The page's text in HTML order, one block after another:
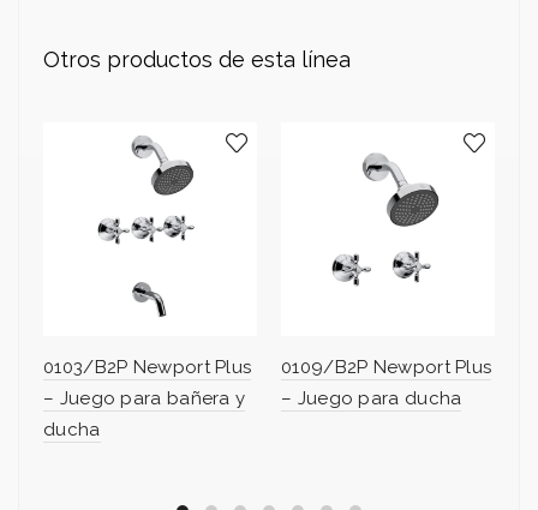
Otros productos de esta línea
0103/B2P Newport Plus
– Juego para bañera y
ducha
0109/B2P Newport Plus
– Juego para ducha